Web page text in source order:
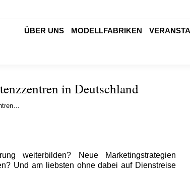
ÜBER UNS MODELLFABRIKEN
in Deutschland
weiterbilden? Neue Marketingstrategien
Und am liebsten ohne dabei auf Dienstreise